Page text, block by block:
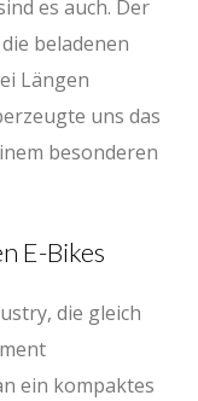
es auch. Der
beladenen
Längen
uns das
besonderen
E-Bikes
die gleich
ein kompaktes